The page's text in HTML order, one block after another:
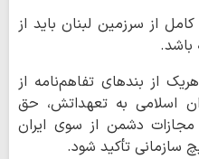
از سرزمین لبنان باید از
از بندهای تفاهم‌نامه از
اسلامی به تعهداتش، حق
دشمن از سوی ایران
سازمانی تأکید شود.